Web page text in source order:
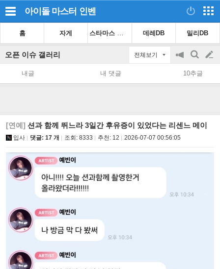
아이돌 마스터 인벤
홈 자게 데레DB 밀리DB
오픈 이슈 갤러리 전체보기
공
지
on/off
검
색
글
쓰
내글 내 댓글 10추글
[연예] 션과 함께 뛰느라 3일간 후유증이 있었다는 리센느 메이
입사 댓글: 17 개 조회: 8333 추천: 12 2026-07-07 00:56:05